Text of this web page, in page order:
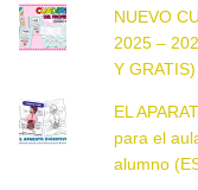
NUEVO
2025 –
Y GRATIS)
EL
para el
alumno